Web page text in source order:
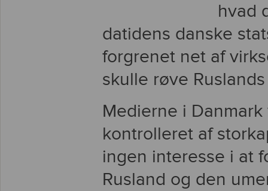
hvad
datidens danske
forgrenet net af
skulle røve
Medierne i
kontrolleret af
ingen interesse i at
Rusland og den